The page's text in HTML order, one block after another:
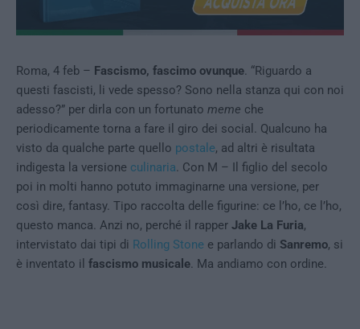
Roma, 4 feb – Fascismo, fascimo ovunque. “Riguardo a
questi fascisti, li vede spesso? Sono nella stanza qui con noi
adesso?” per dirla con un fortunato meme che
periodicamente torna a fare il giro dei social. Qualcuno ha
visto da qualche parte quello postale, ad altri è risultata
indigesta la versione culinaria. Con M – Il figlio del secolo
poi in molti hanno potuto immaginarne una versione, per
così dire, fantasy. Tipo raccolta delle figurine: ce l’ho, ce l’ho,
questo manca. Anzi no, perché il rapper Jake La Furia,
intervistato dai tipi di Rolling Stone e parlando di Sanremo, si
è inventato il fascismo musicale. Ma andiamo con ordine.